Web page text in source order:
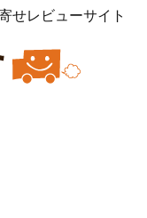
せレビューサイト